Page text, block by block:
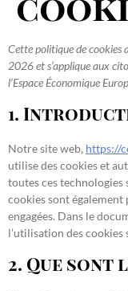
Cette politique de cookies
2026 et s’applique aux
l’Espace Économique
1.
Notre site web, https://
utilise des cookies et
toutes ces technologies
cookies sont également
engagées. Dans le
l’utilisation des cookies
2. Que sont